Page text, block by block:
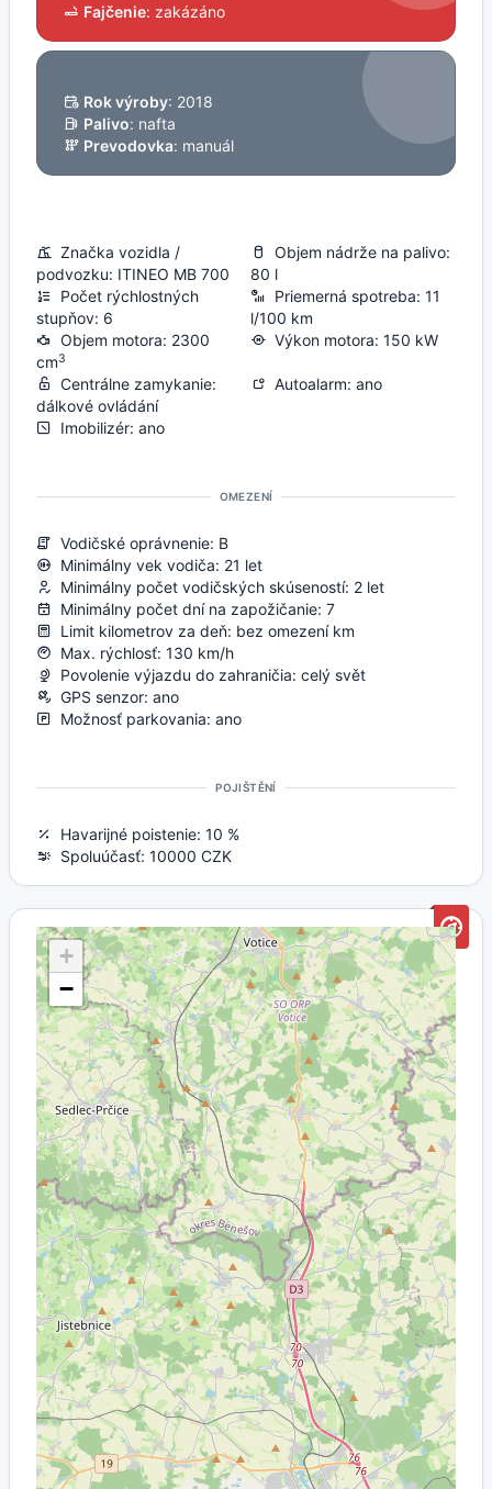
Fajčenie: zakázáno
Rok výroby: 2018
Palivo: nafta
Prevodovka: manuál
Značka vozidla /
podvozku: ITINEO MB 700
Objem nádrže na palivo:
80 l
Počet rýchlostných
stupňov: 6
Priemerná spotreba: 11
l/100 km
Objem motora: 2300
cm3
Výkon motora: 150 kW
Centrálne zamykanie:
dálkové ovládání
Autoalarm: ano
Imobilizér: ano
OMEZENÍ
Vodičské oprávnenie: B
Minimálny vek vodiča: 21 let
Minimálny počet vodičských skúseností: 2 let
Minimálny počet dní na zapožičanie: 7
Limit kilometrov za deň: bez omezení km
Max. rýchlosť: 130 km/h
Povolenie výjazdu do zahraničia: celý svět
GPS senzor: ano
Možnosť parkovania: ano
POJIŠTĚNÍ
Havarijné poistenie: 10 %
Spoluúčasť: 10000 CZK
+
−